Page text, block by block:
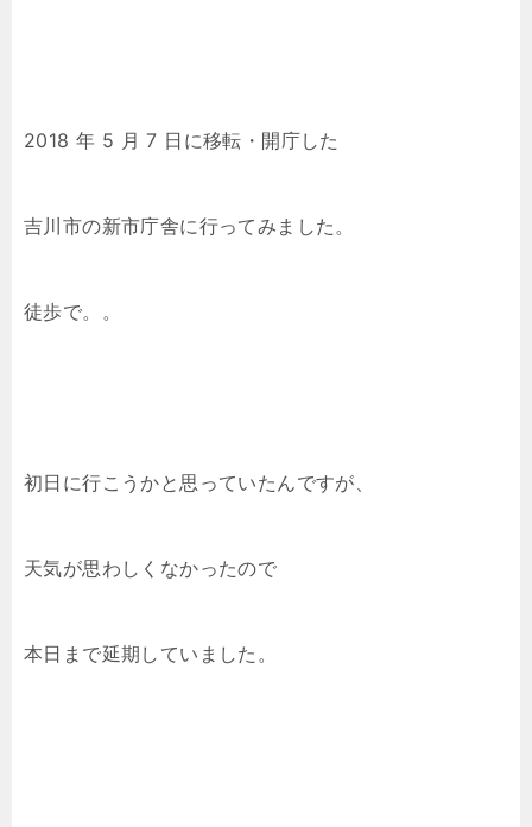
2018 年 5 月 7 日に移転・開庁した
吉川市の新市庁舎に行ってみました。
徒歩で。。
初日に行こうかと思っていたんですが、
天気が思わしくなかったので
本日まで延期していました。